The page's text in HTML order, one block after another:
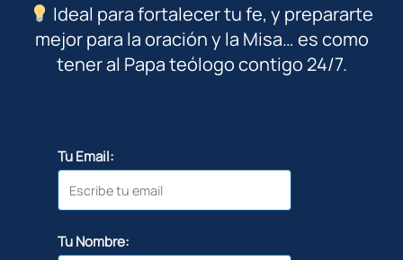
Ideal para fortalecer tu fe, y prepararte
mejor para la oración y la Misa… es como
tener al Papa teólogo contigo 24/7.
Tu Email:
Tu Nombre: